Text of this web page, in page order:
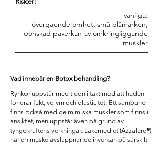
vanliga:
övergående ömhet, små blåmärken,
oönskad påverkan av omkringliggande
muskler
Vad innebär en Botox behandling?
Rynkor uppstår med tiden i takt med att huden
förlorar fukt, volym och elasticitet. Ett samband
finns också med de mimiska muskler som finns i
ansiktet, men uppstår även på grund av
tyngdkraftens verkningar. Läkemedlet (Azzalure®)
har en muskelavslappnande inverkan på särskilt